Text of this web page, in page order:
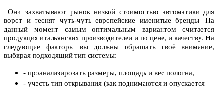
Они захватывают рынок низкой стоимостью автоматики для
ворот и теснят чуть-чуть европейские именитые бренды. На
данный момент самым оптимальным вариантом считается
продукция итальянских производителей и по цене, и качеству. На
следующие факторы вы должны обращать своё внимание,
выбирая подходящий тип системы:
- проанализировать размеры, площадь и вес полотна,
- учесть тип открывания (как поднимаются и опускается